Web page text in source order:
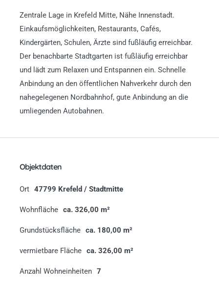
Zentrale Lage in Krefeld Mitte, Nähe Innenstadt.
Einkaufsmöglichkeiten, Restaurants, Cafés,
Kindergärten, Schulen, Ärzte sind fußläufig erreichbar.
Der benachbarte Stadtgarten ist fußläufig erreichbar
und lädt zum Relaxen und Entspannen ein. Schnelle
Anbindung an den öffentlichen Nahverkehr durch den
nahegelegenen Nordbahnhof, gute Anbindung an die
umliegenden Autobahnen.
Objektdaten
Ort 47799 Krefeld / Stadtmitte
Wohnfläche ca. 326,00 m²
Grundstücksfläche ca. 180,00 m²
vermietbare Fläche ca. 326,00 m²
Anzahl Wohneinheiten 7